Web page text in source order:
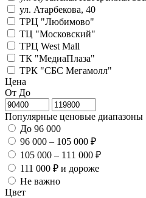
ул. Атарбекова, 40
ТРЦ "Любимово"
ТЦ "Московский"
ТРЦ West Mall
ТК "МедиаПлаза"
ТРК "СБС Мегамолл"
Цена
От До
Популярные ценовые диапазоны
До 96 000
96 000 – 105 000 ₽
105 000 – 111 000 ₽
111 000 ₽ и дороже
Не важно
Цвет